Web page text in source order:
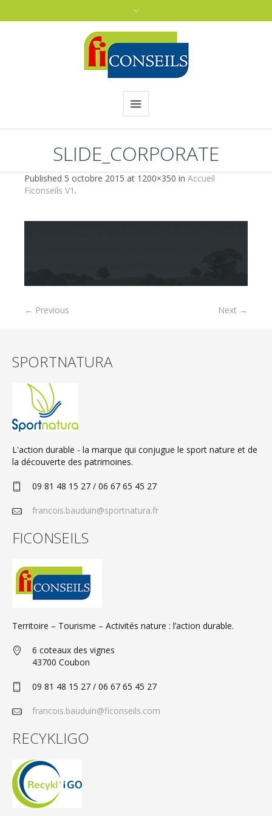
SLIDE_CORPORATE
Published 5 octobre 2015 at 1200×350 in Accueil
Ficonseils V1 .
← Previous Next →
SPORTNATURA
L'action durable - la marque qui conjugue le sport nature et de
la découverte des patrimoines.
09 81 48 15 27 / 06 67 65 45 27
francois.bauduin@sportnatura.fr
FICONSEILS
Territoire – Tourisme – Activités nature : l’action durable.
6 coteaux des vignes
43700 Coubon
09 81 48 15 27 / 06 67 65 45 27
francois.bauduin@ficonseils.com
RECYKLIGO